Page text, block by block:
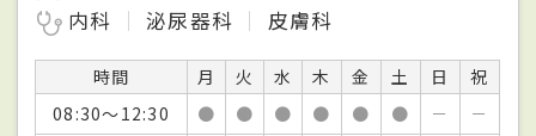
内科
泌尿器科 皮膚科
時間 月 火 水 木 金 土 日
祝
08:30～12:30
● ● ● ● ● ● －
－